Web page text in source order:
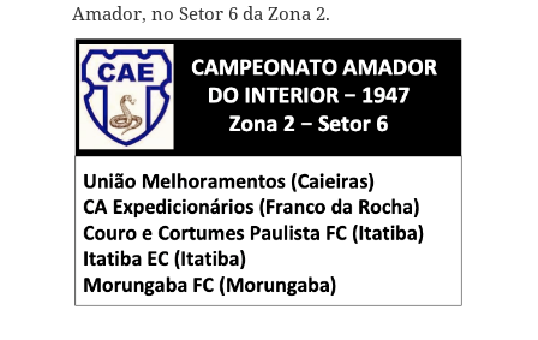
Amador, no Setor 6 da Zona 2.